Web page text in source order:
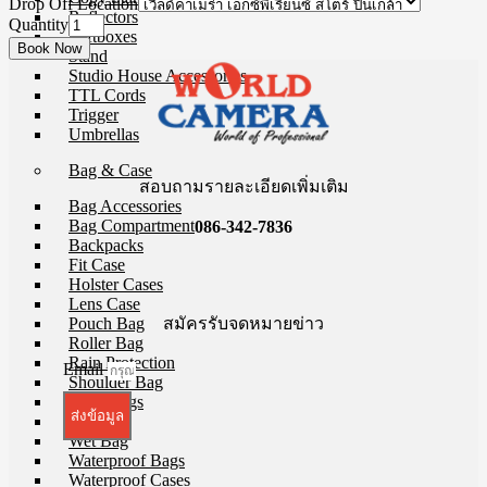
Reflectors
Softboxes
Stand
Studio House Accessories
TTL Cords
Trigger
Umbrellas
Bag & Case
Bag Accessories
Bag Compartment
Backpacks
Fit Case
Holster Cases
Lens Case
Pouch Bag
Roller Bag
Rain Protection
Shoulder Bag
Sling Bags
Tote Bag
Wet Bag
Waterproof Bags
Waterproof Cases
Quantity
สอบถามรายละเอียดเพิ่มเติม
086-342-7836
สมัครรับจดหมายข่าว
Email
ส่งข้อมูล